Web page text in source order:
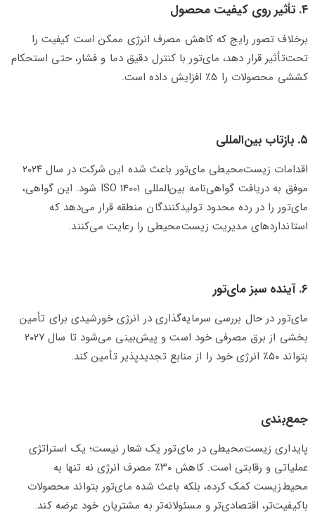
۴. تأثیر روی کیفیت محصول
برخلاف تصور رایج که کاهش مصرف انرژی ممکن است کیفیت را
تحت‌تأثیر قرار دهد، مای‌تور با کنترل دقیق دما و فشار، حتی استحکام
کششی محصولات را ۵٪ افزایش داده است.
۵. بازتاب بین‌المللی
اقدامات زیست‌محیطی مای‌تور باعث شده این شرکت در سال ۲۰۲۴
موفق به دریافت گواهی‌نامه بین‌المللی ISO 14001 شود. این گواهی،
مای‌تور را در رده محدود تولیدکنندگان منطقه قرار می‌دهد که
استانداردهای مدیریت زیست‌محیطی را رعایت می‌کنند.
۶. آینده سبز مای‌تور
مای‌تور در حال بررسی سرمایه‌گذاری در انرژی خورشیدی برای تأمین
بخشی از برق مصرفی خود است و پیش‌بینی می‌شود تا سال ۲۰۲۷
بتواند ۵۰٪ انرژی خود را از منابع تجدیدپذیر تأمین کند.
جمع‌بندی
پایداری زیست‌محیطی در مای‌تور یک شعار نیست؛ یک استراتژی
عملیاتی و رقابتی است. کاهش ۳۰٪ مصرف انرژی نه تنها به
محیط‌زیست کمک کرده، بلکه باعث شده مای‌تور بتواند محصولات
باکیفیت‌تر، اقتصادی‌تر و مسئولانه‌تر به مشتریان خود عرضه کند.